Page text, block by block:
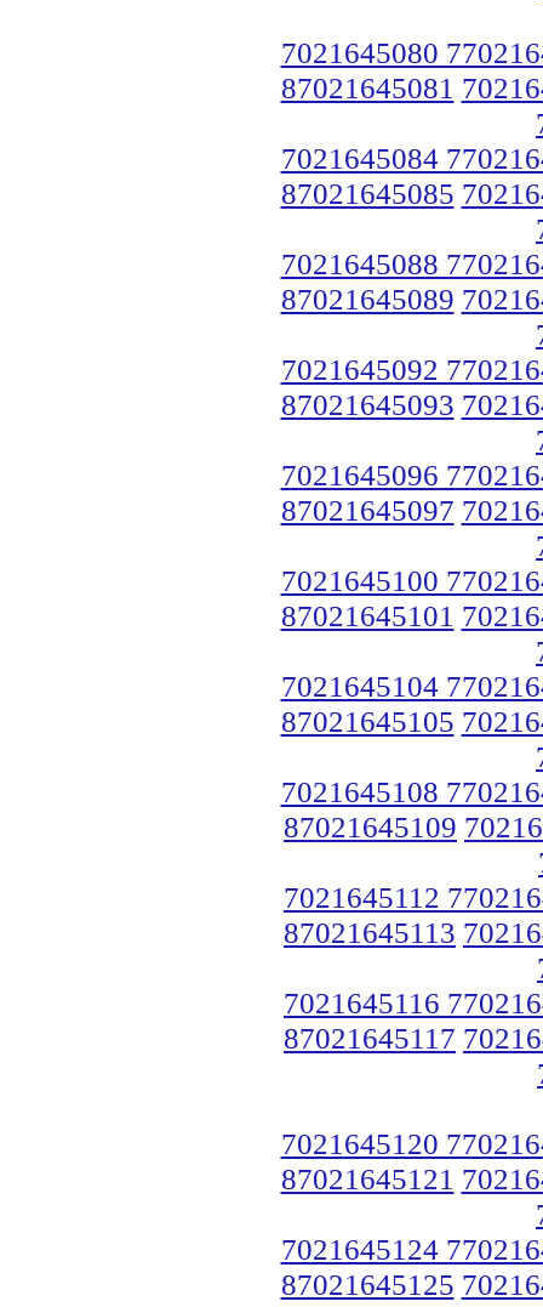
7021645080
87021645081
7021645084
87021645085
7021645088
87021645089
7021645092
87021645093
7021645096
87021645097
7021645100
87021645101
7021645104
87021645105
7021645108
87021645109
7021645112
87021645113
7021645116
87021645117
7021645120
87021645121
7021645124
87021645125